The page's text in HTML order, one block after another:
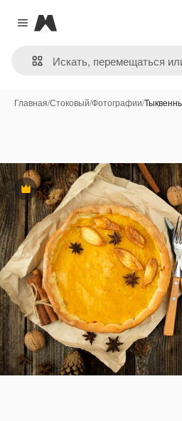
Close menu
Magnific
Главная/Стоковый/Фотографии/
Премиум